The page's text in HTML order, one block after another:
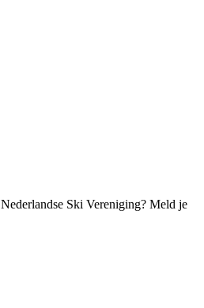
Ski Vereniging? Meld je